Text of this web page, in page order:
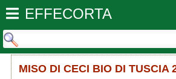
EFFECORTA
MISO DI CECI BIO DI TUSCIA